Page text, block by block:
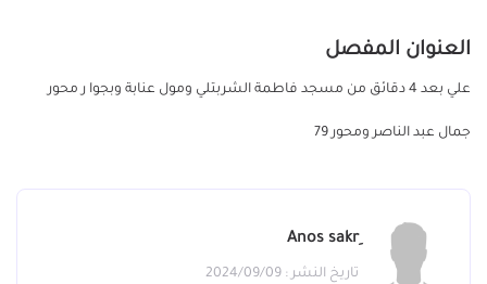
العنوان المفصل
علي بعد 4 دقائق من مسجد فاطمة الشربتلي ومول عنابة وبجوا ر محور
جمال عبد الناصر ومحور 79
تاريخ النشر : 2024/09/09